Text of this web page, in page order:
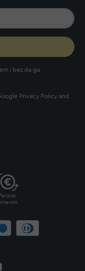
i bez da ga
Privacy Policy and